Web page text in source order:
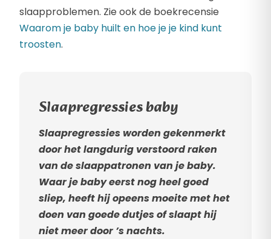
slaapproblemen. Zie ook de boekrecensie
Waarom je baby huilt en hoe je je kind kunt
troosten.
Slaapregressies baby
Slaapregressies worden gekenmerkt
door het langdurig verstoord raken
van de slaappatronen van je baby.
Waar je baby eerst nog heel goed
sliep, heeft hij opeens moeite met het
doen van goede dutjes of slaapt hij
niet meer door ’s nachts.